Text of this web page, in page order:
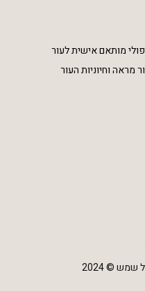
מותאם אישית לעור
וחיוניות העור
© 2024